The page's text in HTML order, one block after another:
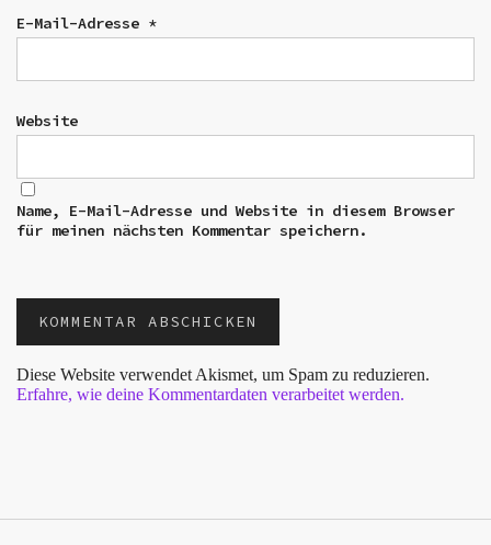
E-Mail-Adresse *
Website
Name, E-Mail-Adresse und Website in diesem Browser
für meinen nächsten Kommentar speichern.
Diese Website verwendet Akismet, um Spam zu reduzieren.
Erfahre, wie deine Kommentardaten verarbeitet werden.